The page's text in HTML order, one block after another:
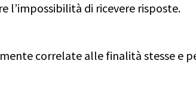
di ricevere risposte.
correlate alle finalità stesse e